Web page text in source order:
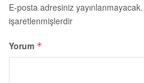
E-posta adresiniz yayınlanmayacak.
işaretlenmişlerdir
Yorum *